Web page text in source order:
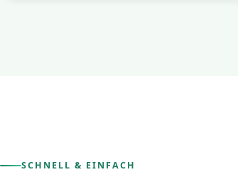
SCHNELL & EINFACH